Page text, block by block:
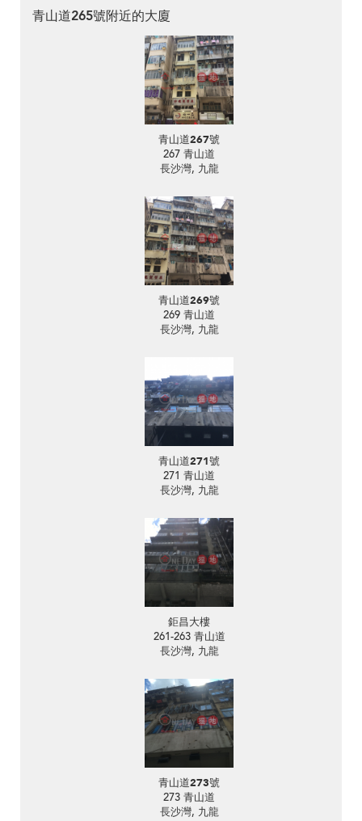
青山道265號附近的大廈
青山道267號
267 青山道
長沙灣, 九龍
青山道269號
269 青山道
長沙灣, 九龍
青山道271號
271 青山道
長沙灣, 九龍
鉅昌大樓
261-263 青山道
長沙灣, 九龍
青山道273號
273 青山道
長沙灣, 九龍